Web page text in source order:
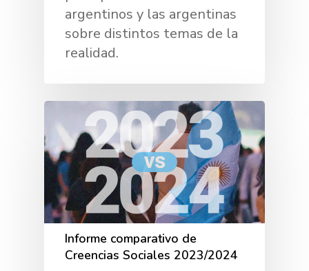
argentinos y las argentinas
sobre distintos temas de la
realidad.
Informe comparativo de
Creencias Sociales 2023/2024